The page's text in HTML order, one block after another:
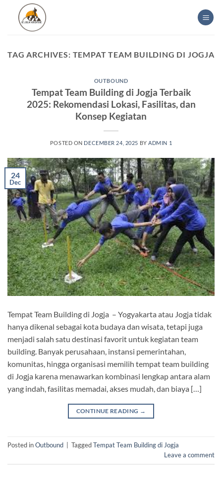
content
TAG ARCHIVES: TEMPAT TEAM BUILDING DI JOGJA
OUTBOUND
Tempat Team Building di Jogja Terbaik
2025: Rekomendasi Lokasi, Fasilitas, dan
Konsep Kegiatan
POSTED ON DECEMBER 24, 2025 BY ADMIN 1
24
Dec
Tempat Team Building di Jogja – Yogyakarta atau Jogja tidak
hanya dikenal sebagai kota budaya dan wisata, tetapi juga
menjadi salah satu destinasi favorit untuk kegiatan team
building. Banyak perusahaan, instansi pemerintahan,
komunitas, hingga organisasi memilih tempat team building
di Jogja karena menawarkan kombinasi lengkap antara alam
yang indah, fasilitas memadai, akses mudah, dan biaya […]
CONTINUE READING →
Posted inOutbound TaggedTempat Team Building di Jogja
Leave a comment